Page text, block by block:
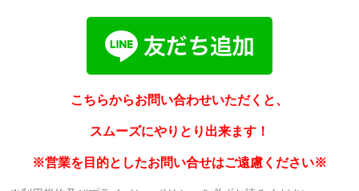
こちらからお問い合わせいただくと、
スムーズにやりとり出来ます！
※営業を目的としたお問い合せはご遠慮ください※